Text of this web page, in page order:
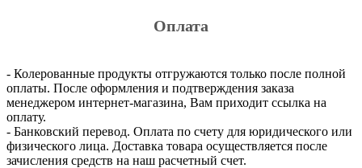
Оплата
- Колерованные продукты отгружаются только после полной
оплаты. После оформления и подтверждения заказа
менеджером интернет-магазина, Вам приходит ссылка на
оплату.
- Банковский перевод. Оплата по счету для юридического или
физического лица. Доставка товара осуществляется после
зачисления средств на наш расчетный счет.